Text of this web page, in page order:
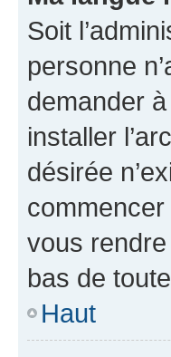
Soit
personne
demander
installer
désirée
vous
bas de
Haut